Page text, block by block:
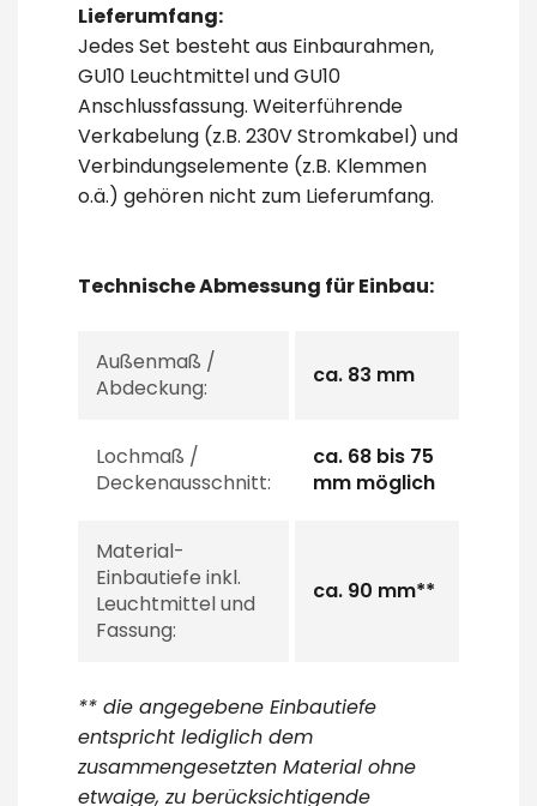
Lieferumfang:
Jedes Set besteht aus Einbaurahmen,
GU10 Leuchtmittel und GU10
Anschlussfassung. Weiterführende
Verkabelung (z.B. 230V Stromkabel) und
Verbindungselemente (z.B. Klemmen
o.ä.) gehören nicht zum Lieferumfang.
Technische Abmessung für Einbau:
Außenmaß /
Abdeckung:
ca. 83 mm
Lochmaß /
Deckenausschnitt:
ca. 68 bis 75
mm möglich
Material-
Einbautiefe inkl.
Leuchtmittel und
Fassung:
ca. 90 mm**
** die angegebene Einbautiefe
entspricht lediglich dem
zusammengesetzten Material ohne
etwaige, zu berücksichtigende